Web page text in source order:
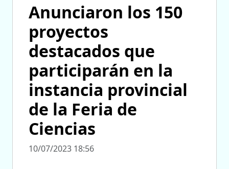
Anunciaron los 150
proyectos
destacados que
participarán en la
instancia provincial
de la Feria de
Ciencias
10/07/2023 18:56